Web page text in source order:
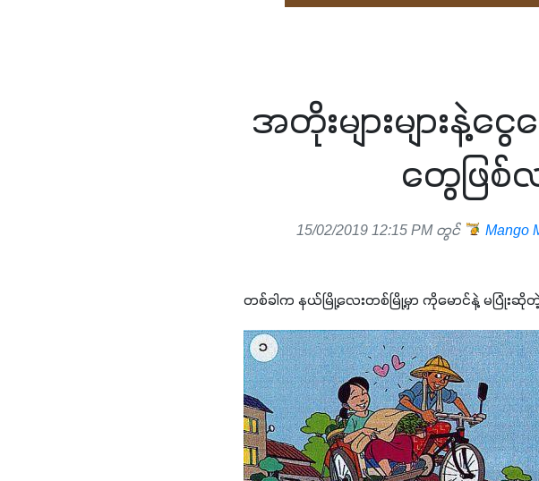
အတိုးများများနဲ့
တွေဖြစ်
15/02/2019 12:15 PM တွင် Mango
တစ်ခါက နယ်မြို့လေးတစ်မြို့မှာ ကိုမောင်နဲ့ မပြုံးဆို